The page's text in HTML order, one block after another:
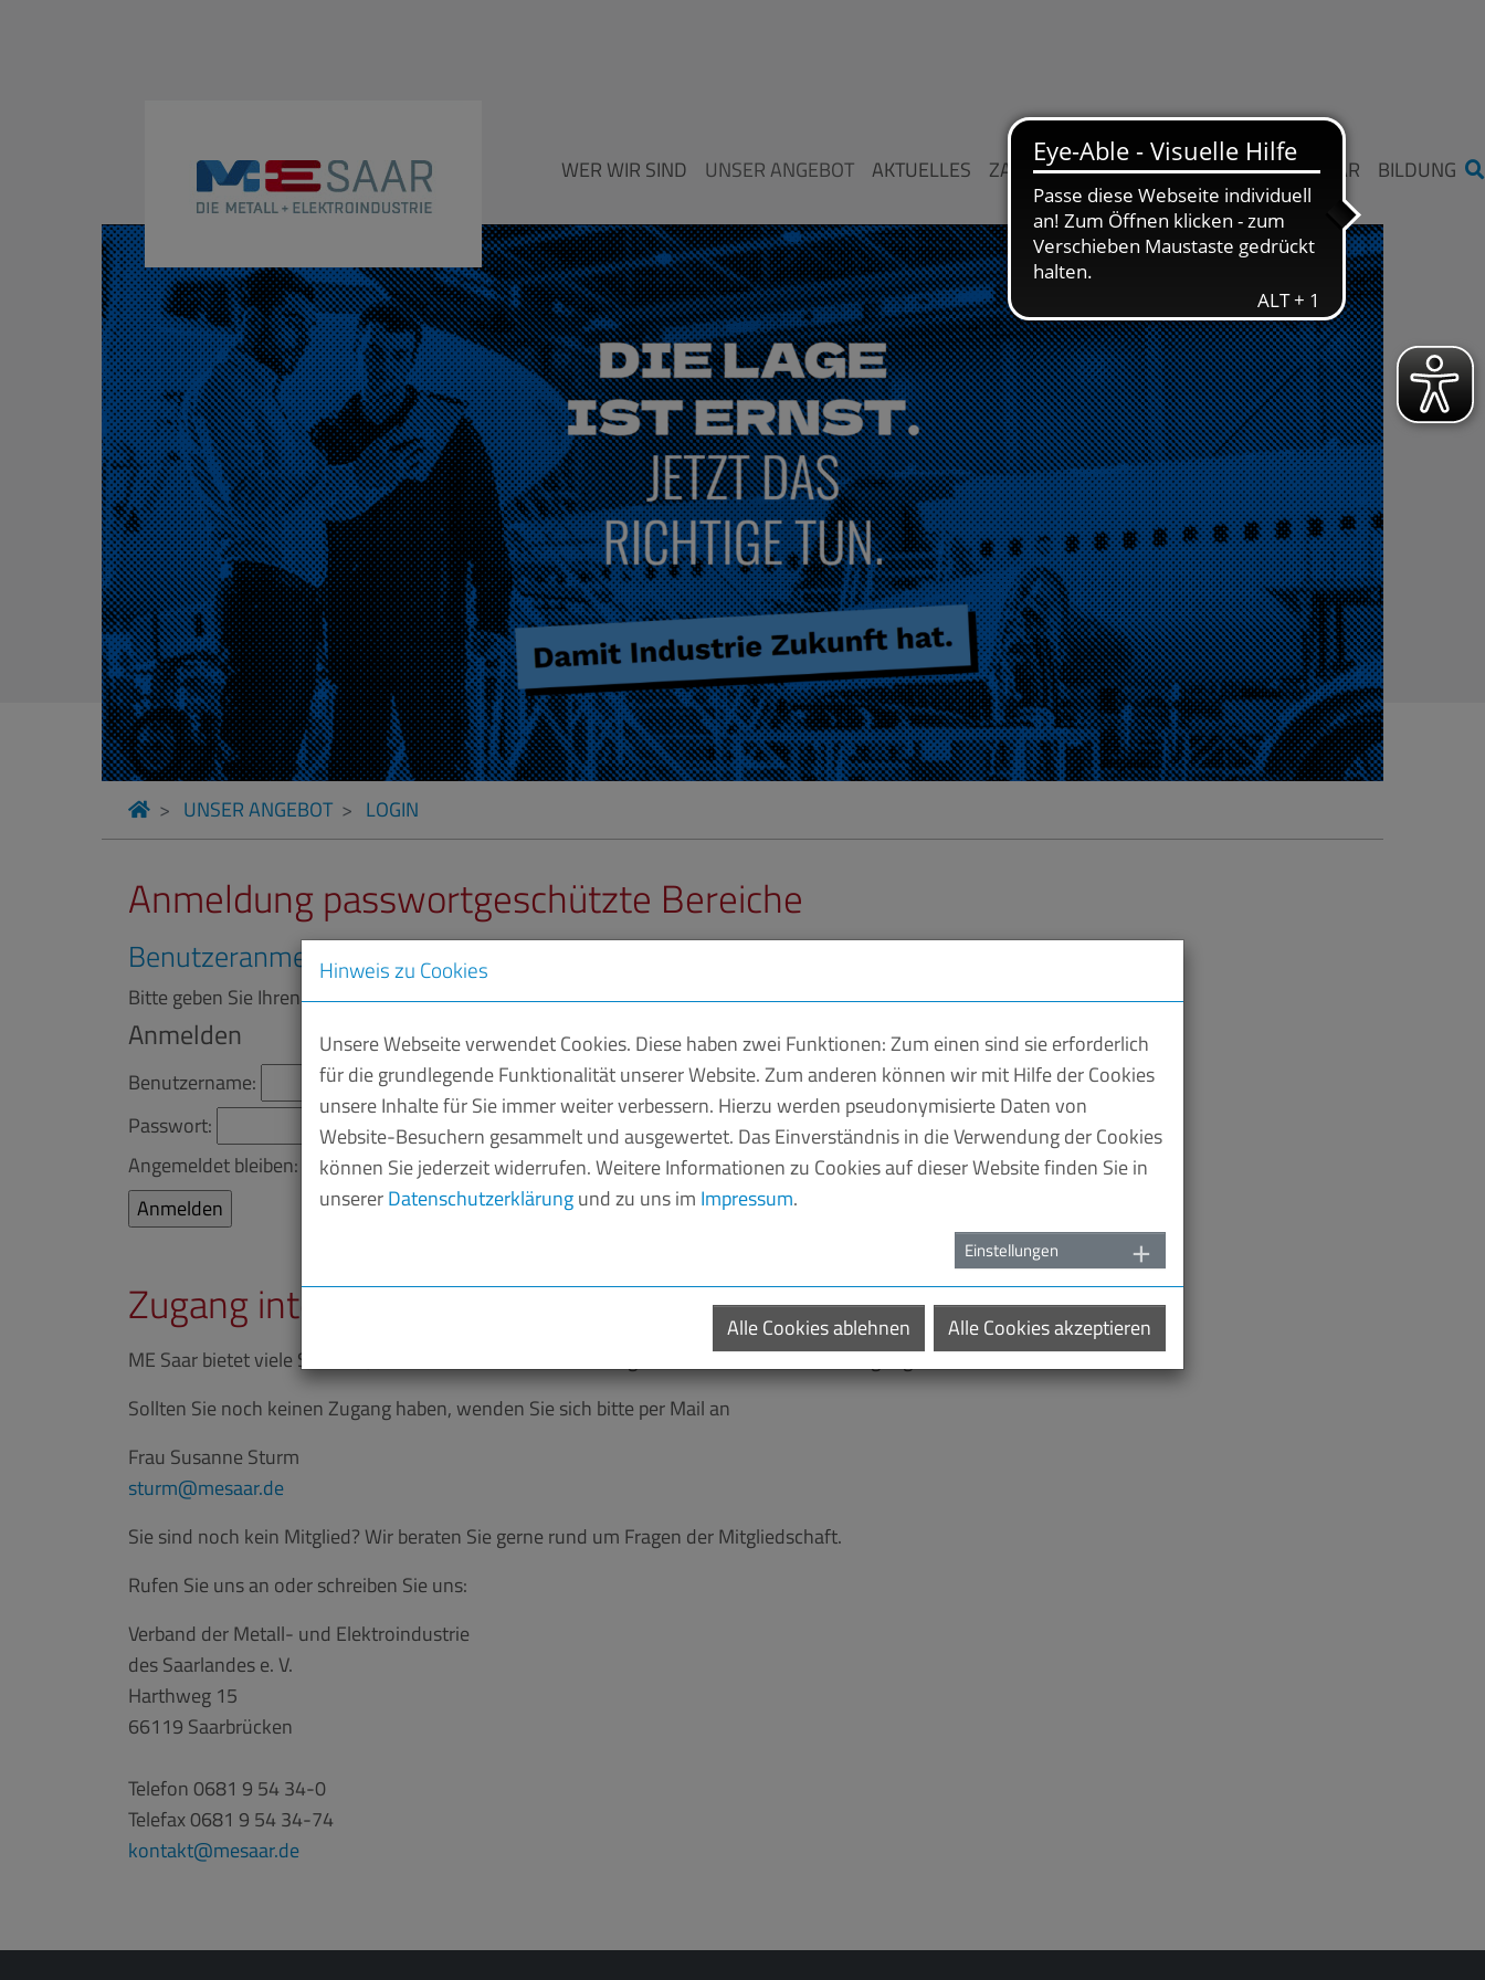
WER WIR SIND UNSER ANGEBOT AKTUELLES ZAHLEN UND FAKTEN STIFTUNG ME SAAR BILDUNG
UNSER ANGEBOT LOGIN
Anmeldung passwortgeschützte Bereiche
Benutzeranmeldung
Bitte geben Sie Ihren Benutzernamen und Ihr Passwort ein, um sich an der Website anzumelden.
Anmelden
Benutzername:
Passwort:
Angemeldet bleiben:
Zugang interner Bereich
ME Saar bietet viele Services, die ausschließlich unseren Mitgliedsunternehmen zur Verfügung stehen.
Sollten Sie noch keinen Zugang haben, wenden Sie sich bitte per Mail an
Frau Susanne Sturm
sturm
mesaar.de
Sie sind noch kein Mitglied? Wir beraten Sie gerne rund um Fragen der Mitgliedschaft.
Rufen Sie uns an oder schreiben Sie uns:
Verband der Metall- und Elektroindustrie
des Saarlandes e. V.
Harthweg 15
66119 Saarbrücken
Telefon 0681 9 54 34-0
Telefax 0681 9 54 34-74
kontakt
mesaar.de
Hinweis zu Cookies
Unsere Webseite verwendet Cookies. Diese haben zwei Funktionen: Zum einen sind sie erforderlich
für die grundlegende Funktionalität unserer Website. Zum anderen können wir mit Hilfe der Cookies
unsere Inhalte für Sie immer weiter verbessern. Hierzu werden pseudonymisierte Daten von
Website-Besuchern gesammelt und ausgewertet. Das Einverständnis in die Verwendung der Cookies
können Sie jederzeit widerrufen. Weitere Informationen zu Cookies auf dieser Website finden Sie in
unsererDatenschutzerklärungund zu uns im Impressum.
Einstellungen
Alle Cookies ablehnen Alle Cookies akzeptieren